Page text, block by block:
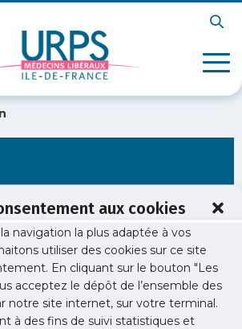
aux cookies
navigation la plus adaptée à vos
utiliser des cookies sur ce site
En cliquant sur le bouton "Les
acceptez le dépôt de l’ensemble des
notre site internet, sur votre terminal.
à des fins de suivi statistiques et
www.urps-med-idf.org/soirees-
"]